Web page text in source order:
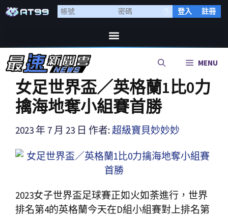
登入 註冊
MENU
女足世界盃／英格蘭1比0力
擒海地奪小組賽首勝
2023 年 7 月 23 日 作者: 超級寶貝妙妙妙
2023女子世界盃足球賽正如火如荼進行，世界
排名第4的英格蘭今天在D組小組賽對上排名第